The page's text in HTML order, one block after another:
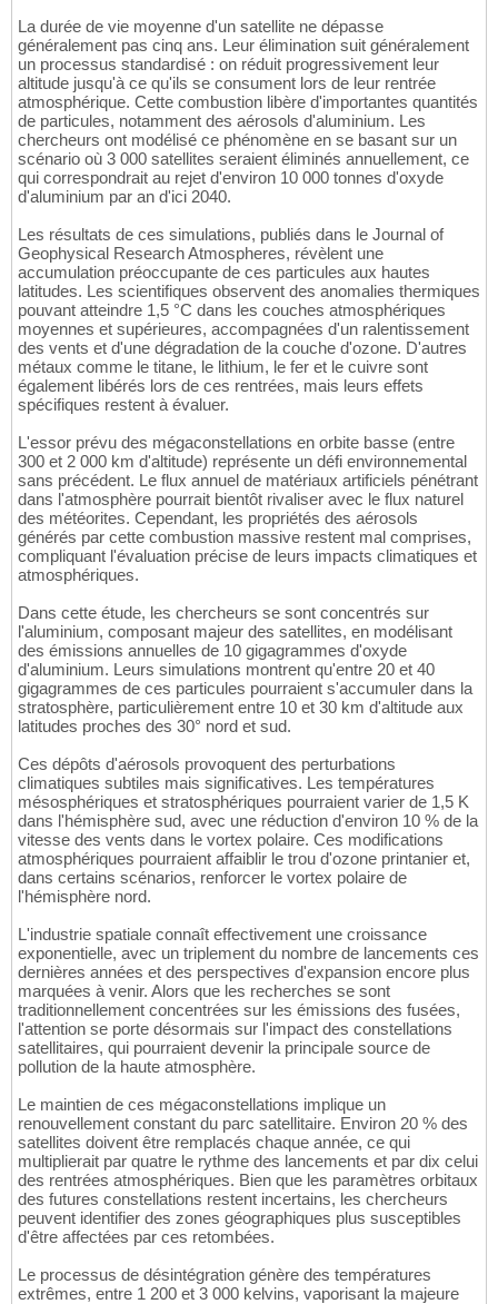
La durée de vie moyenne d'un satellite ne dépasse
généralement pas cinq ans. Leur élimination suit généralement
un processus standardisé : on réduit progressivement leur
altitude jusqu'à ce qu'ils se consument lors de leur rentrée
atmosphérique. Cette combustion libère d'importantes quantités
de particules, notamment des aérosols d'aluminium. Les
chercheurs ont modélisé ce phénomène en se basant sur un
scénario où 3 000 satellites seraient éliminés annuellement, ce
qui correspondrait au rejet d'environ 10 000 tonnes d'oxyde
d'aluminium par an d'ici 2040.
Les résultats de ces simulations, publiés dans le Journal of
Geophysical Research Atmospheres, révèlent une
accumulation préoccupante de ces particules aux hautes
latitudes. Les scientifiques observent des anomalies thermiques
pouvant atteindre 1,5 °C dans les couches atmosphériques
moyennes et supérieures, accompagnées d'un ralentissement
des vents et d'une dégradation de la couche d'ozone. D'autres
métaux comme le titane, le lithium, le fer et le cuivre sont
également libérés lors de ces rentrées, mais leurs effets
spécifiques restent à évaluer.
L'essor prévu des mégaconstellations en orbite basse (entre
300 et 2 000 km d'altitude) représente un défi environnemental
sans précédent. Le flux annuel de matériaux artificiels pénétrant
dans l'atmosphère pourrait bientôt rivaliser avec le flux naturel
des météorites. Cependant, les propriétés des aérosols
générés par cette combustion massive restent mal comprises,
compliquant l'évaluation précise de leurs impacts climatiques et
atmosphériques.
Dans cette étude, les chercheurs se sont concentrés sur
l'aluminium, composant majeur des satellites, en modélisant
des émissions annuelles de 10 gigagrammes d'oxyde
d'aluminium. Leurs simulations montrent qu'entre 20 et 40
gigagrammes de ces particules pourraient s'accumuler dans la
stratosphère, particulièrement entre 10 et 30 km d'altitude aux
latitudes proches des 30° nord et sud.
Ces dépôts d'aérosols provoquent des perturbations
climatiques subtiles mais significatives. Les températures
mésosphériques et stratosphériques pourraient varier de 1,5 K
dans l'hémisphère sud, avec une réduction d'environ 10 % de la
vitesse des vents dans le vortex polaire. Ces modifications
atmosphériques pourraient affaiblir le trou d'ozone printanier et,
dans certains scénarios, renforcer le vortex polaire de
l'hémisphère nord.
L'industrie spatiale connaît effectivement une croissance
exponentielle, avec un triplement du nombre de lancements ces
dernières années et des perspectives d'expansion encore plus
marquées à venir. Alors que les recherches se sont
traditionnellement concentrées sur les émissions des fusées,
l'attention se porte désormais sur l'impact des constellations
satellitaires, qui pourraient devenir la principale source de
pollution de la haute atmosphère.
Le maintien de ces mégaconstellations implique un
renouvellement constant du parc satellitaire. Environ 20 % des
satellites doivent être remplacés chaque année, ce qui
multiplierait par quatre le rythme des lancements et par dix celui
des rentrées atmosphériques. Bien que les paramètres orbitaux
des futures constellations restent incertains, les chercheurs
peuvent identifier des zones géographiques plus susceptibles
d'être affectées par ces retombées.
Le processus de désintégration génère des températures
extrêmes, entre 1 200 et 3 000 kelvins, vaporisant la majeure